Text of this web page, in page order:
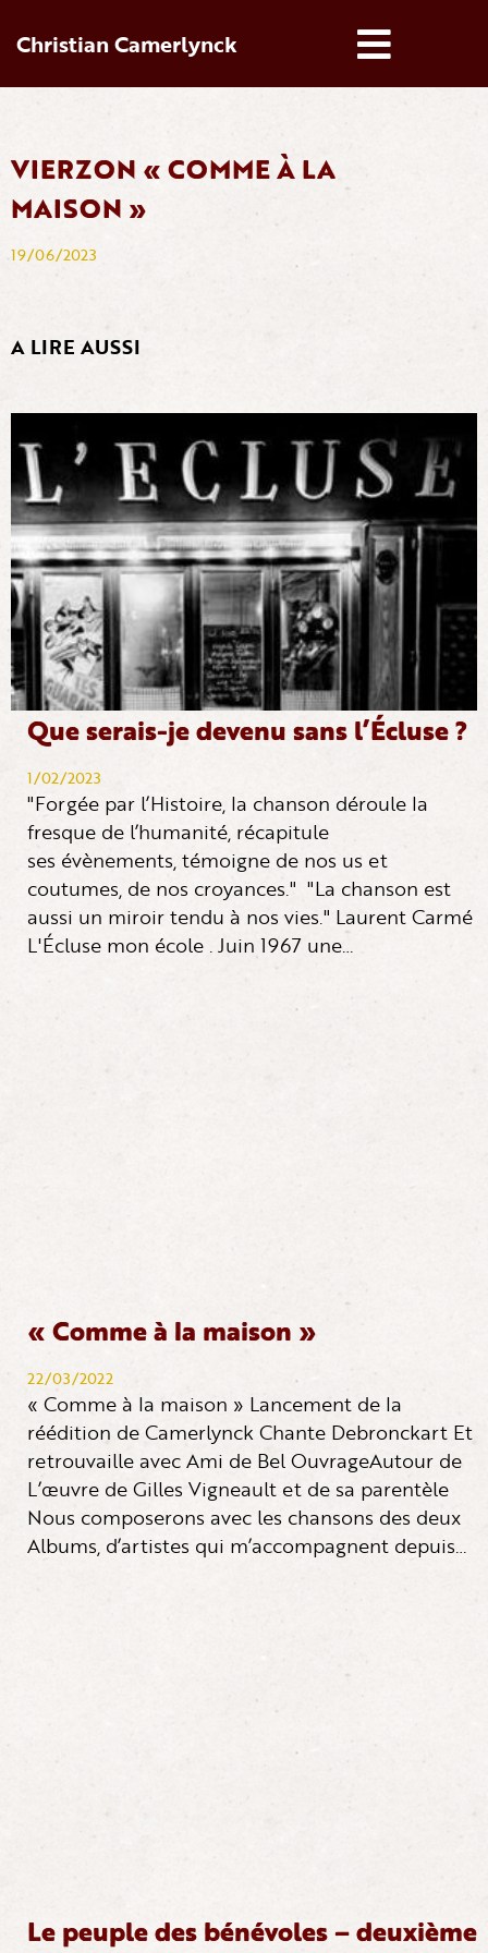
Christian Camerlynck
VIERZON « COMME À LA
MAISON »
19/06/2023
A LIRE AUSSI
Que serais-je devenu sans l’Écluse ?
1/02/2023
"Forgée par l’Histoire, la chanson déroule la
fresque de l’humanité, récapitule
ses évènements, témoigne de nos us et
coutumes, de nos croyances." "La chanson est
aussi un miroir tendu à nos vies." Laurent Carmé
L'Écluse mon école . Juin 1967 une…
« Comme à la maison »
22/03/2022
« Comme à la maison » Lancement de la
réédition de Camerlynck Chante Debronckart Et
retrouvaille avec Ami de Bel OuvrageAutour de
L’œuvre de Gilles Vigneault et de sa parentèle
Nous composerons avec les chansons des deux
Albums, d’artistes qui m’accompagnent depuis…
Le peuple des bénévoles – deuxième